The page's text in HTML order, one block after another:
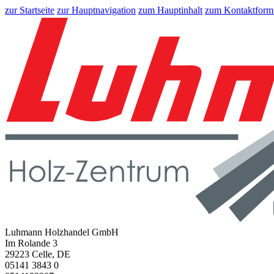
zur Startseite zur Hauptnavigation zum Hauptinhalt zum
Luhmann Holzhandel GmbH
Im Rolande 3
29223 Celle, DE
05141 3843 0